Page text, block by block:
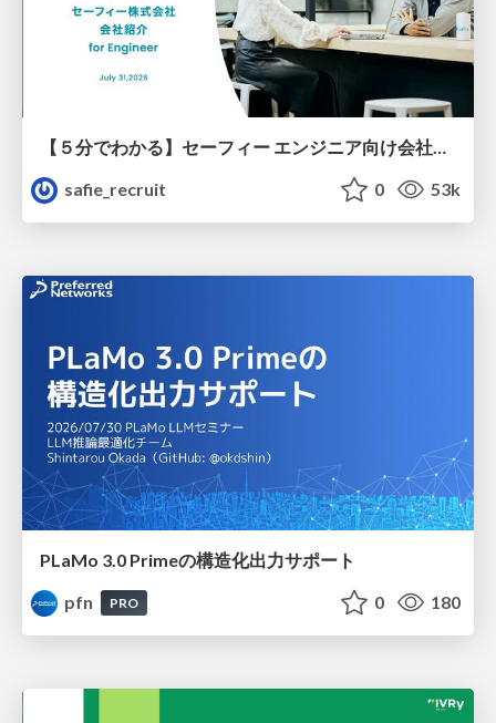
【５分でわかる】セーフィー エンジニア向け会社紹介
safie_recruit
0 53k
PLaMo 3.0 Primeの構造化出力サポート
pfn
PRO 0 180